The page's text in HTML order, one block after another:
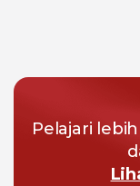
Pelajari